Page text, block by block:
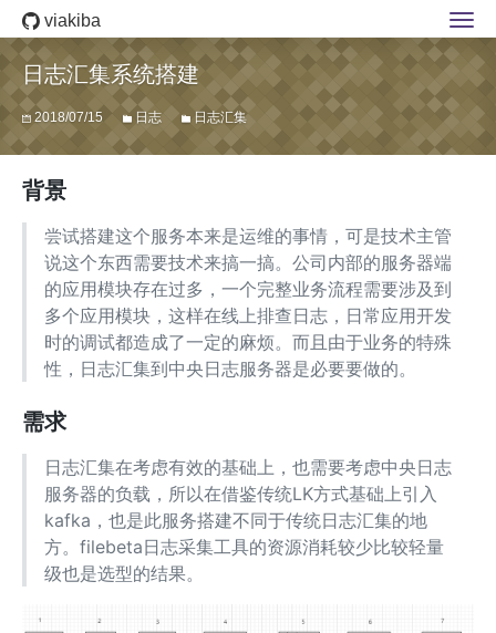
viakiba
日志汇集系统搭建
2018/07/15 日志 日志汇集
背景
尝试搭建这个服务本来是运维的事情，可是技术主管
说这个东西需要技术来搞一搞。公司内部的服务器端
的应用模块存在过多，一个完整业务流程需要涉及到
多个应用模块，这样在线上排查日志，日常应用开发
时的调试都造成了一定的麻烦。而且由于业务的特殊
性，日志汇集到中央日志服务器是必要要做的。
需求
日志汇集在考虑有效的基础上，也需要考虑中央日志
服务器的负载，所以在借鉴传统LK方式基础上引入
kafka，也是此服务搭建不同于传统日志汇集的地
方。filebeta日志采集工具的资源消耗较少比较轻量
级也是选型的结果。